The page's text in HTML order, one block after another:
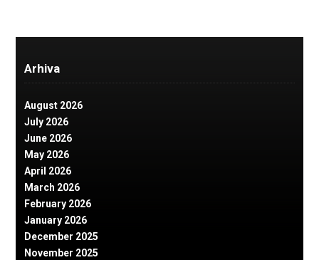
Arhiva
August 2026
July 2026
June 2026
May 2026
April 2026
March 2026
February 2026
January 2026
December 2025
November 2025